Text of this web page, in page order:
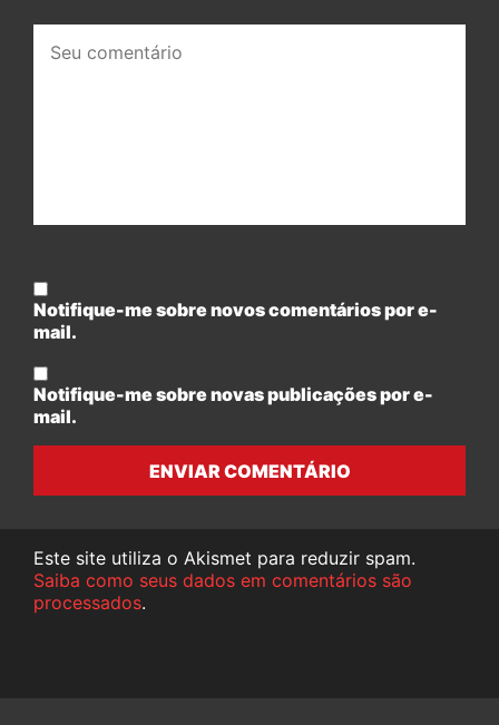
comentário:
Notifique-me sobre novos comentários por e-
mail.
Notifique-me sobre novas publicações por e-
mail.
ENVIAR COMENTÁRIO
Este site utiliza o Akismet para reduzir spam.
Saiba como seus dados em comentários são
processados.